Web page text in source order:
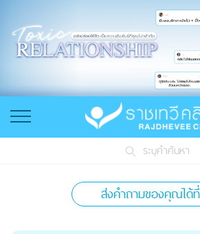
ระบุคำค้นหา
ส่งคำถามของคุณได้